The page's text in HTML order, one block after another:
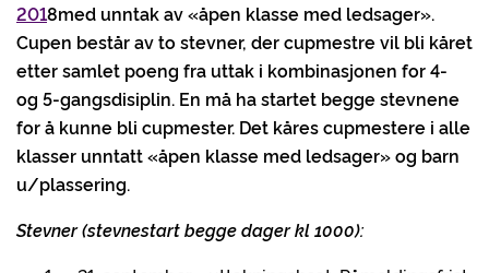
2018med unntak av «åpen klasse med ledsager».
Cupen består av to stevner, der cupmestre vil bli kåret
etter samlet poeng fra uttak i kombinasjonen for 4-
og 5-gangsdisiplin. En må ha startet begge stevnene
for å kunne bli cupmester. Det kåres cupmestere i alle
klasser unntatt «åpen klasse med ledsager» og barn
u/plassering.
Stevner (stevnestart begge dager kl 1000):